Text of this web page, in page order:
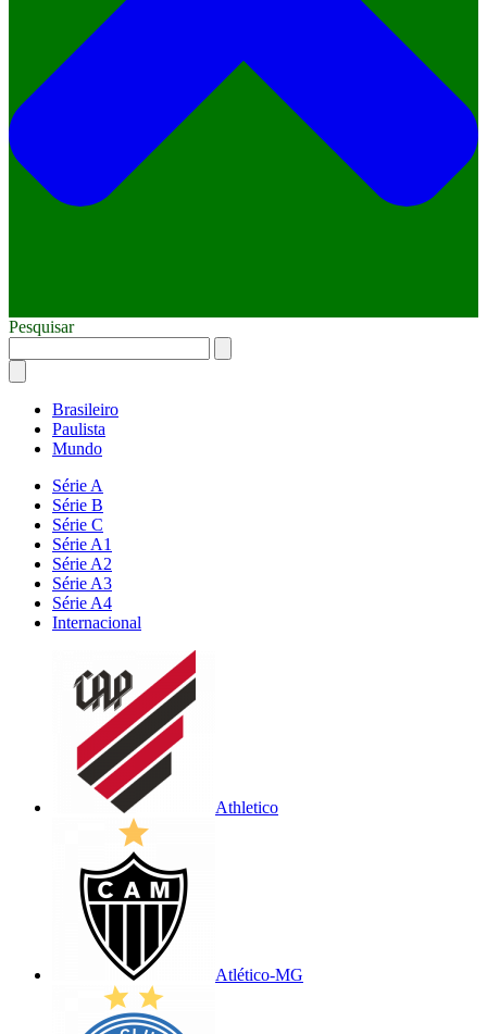
Pesquisar
Brasileiro
Paulista
Mundo
Série A
Série B
Série C
Série A1
Série A2
Série A3
Série A4
Internacional
Athletico
Atlético-MG